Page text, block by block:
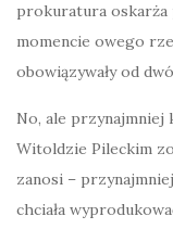
prokuratura oskarża
momencie owego
obowiązywały od
No, ale przynajmniej
Witoldzie Pileckim
zanosi –
chciała